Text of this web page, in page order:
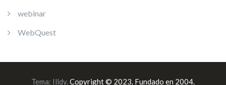
webinar
WebQuest
Tema: Illdy.Copyright © 2023. Fundado en 2004.